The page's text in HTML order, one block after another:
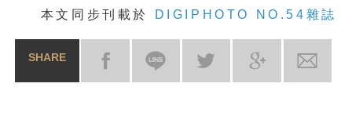
本文同步刊載於 DIGIPHOTO NO.54雜誌
SHARE